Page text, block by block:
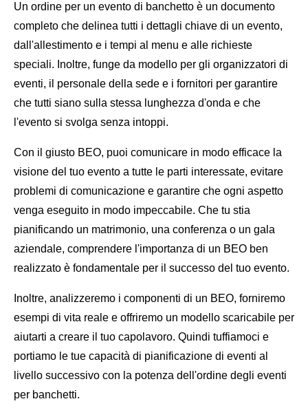
Un ordine per un evento di banchetto è un documento
completo che delinea tutti i dettagli chiave di un evento,
dall'allestimento e i tempi al menu e alle richieste
speciali. Inoltre, funge da modello per gli organizzatori di
eventi, il personale della sede e i fornitori per garantire
che tutti siano sulla stessa lunghezza d'onda e che
l'evento si svolga senza intoppi.
Con il giusto BEO, puoi comunicare in modo efficace la
visione del tuo evento a tutte le parti interessate, evitare
problemi di comunicazione e garantire che ogni aspetto
venga eseguito in modo impeccabile. Che tu stia
pianificando un matrimonio, una conferenza o un gala
aziendale, comprendere l'importanza di un BEO ben
realizzato è fondamentale per il successo del tuo evento.
Inoltre, analizzeremo i componenti di un BEO, forniremo
esempi di vita reale e offriremo un modello scaricabile per
aiutarti a creare il tuo capolavoro. Quindi tuffiamoci e
portiamo le tue capacità di pianificazione di eventi al
livello successivo con la potenza dell'ordine degli eventi
per banchetti.